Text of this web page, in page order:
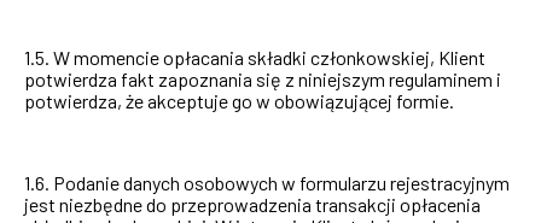
1.5. W momencie opłacania składki członkowskiej, Klient
potwierdza fakt zapoznania się z niniejszym regulaminem i
potwierdza, że akceptuje go w obowiązującej formie.
1.6. Podanie danych osobowych w formularzu rejestracyjnym
jest niezbędne do przeprowadzenia transakcji opłacenia